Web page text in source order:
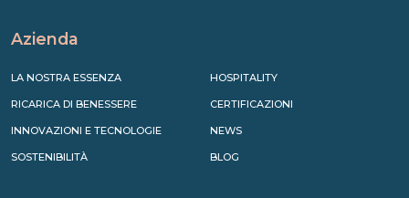
Azienda
LA NOSTRA ESSENZA
RICARICA DI BENESSERE
INNOVAZIONI E TECNOLOGIE
SOSTENIBILITÀ
HOSPITALITY
CERTIFICAZIONI
NEWS
BLOG